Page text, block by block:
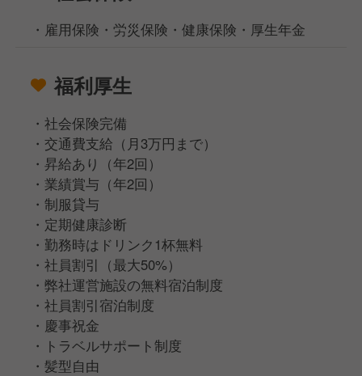
・雇用保険・労災保険・健康保険・厚生年金
福利厚生
・社会保険完備
・交通費支給（月3万円まで）
・昇給あり（年2回）
・業績賞与（年2回）
・制服貸与
・定期健康診断
・勤務時はドリンク1杯無料
・社員割引（最大50%）
・弊社運営施設の無料宿泊制度
・社員割引宿泊制度
・慶事祝金
・トラベルサポート制度
・髪型自由